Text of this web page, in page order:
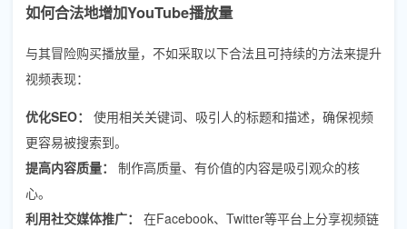
如何合法地增加YouTube播放量
与其冒险购买播放量，不如采取以下合法且可持续的方法来提升
视频表现：
优化SEO：
使用相关关键词、吸引人的标题和描述，确保视频
更容易被搜索到。
提高内容质量：
制作高质量、有价值的内容是吸引观众的核
心。
利用社交媒体推广：
在Facebook、Twitter等平台上分享视频链